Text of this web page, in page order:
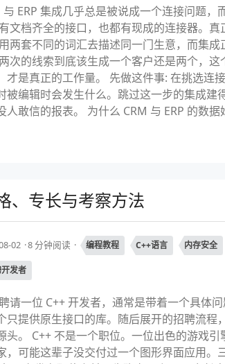
与 ERP 集成几乎总是被说成一个连接问题
文档齐全的接口，也都有现成的连接器。
两套不同的词汇去描述同一门生意，而集
次的线索到底该生成一个客户还是两个，
才是真正的工作量。 先做这件事: 在挑选连
被编辑时会发生什么。跳过这一步的集成建
敢信的报表。 为什么 CRM 与 ERP 的数据
、专长与考察方法
02 8 分钟阅读 编程教程 C++语言 内存安全
发者
请一位 C++ 开发者，通常是带着一个具体
只提供原生接口的库。随后展开的招聘流程
。 C++ 不是一个职位。一位出色的游戏
可能这辈子没交付过一个图形界面应用。